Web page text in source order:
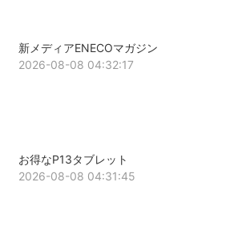
新メディアENECOマガジン
2026-08-08 04:32:17
お得なP13タブレット
2026-08-08 04:31:45